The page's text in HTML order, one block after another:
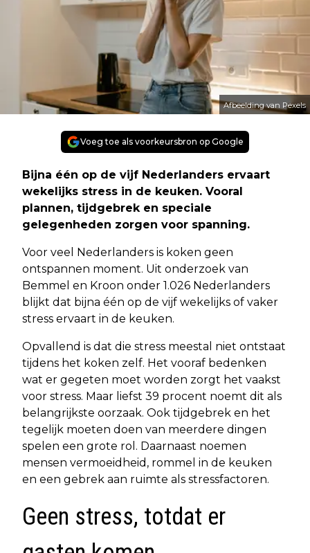
Afbeelding van Pexels
Voeg toe als voorkeursbron op Google
Bijna één op de vijf Nederlanders ervaart
wekelijks stress in de keuken. Vooral
plannen, tijdgebrek en speciale
gelegenheden zorgen voor spanning.
Voor veel Nederlanders is koken geen
ontspannen moment. Uit onderzoek van
Bemmel en Kroon onder 1.026 Nederlanders
blijkt dat bijna één op de vijf wekelijks of vaker
stress ervaart in de keuken.
Opvallend is dat die stress meestal niet ontstaat
tijdens het koken zelf. Het vooraf bedenken
wat er gegeten moet worden zorgt het vaakst
voor stress. Maar liefst 39 procent noemt dit als
belangrijkste oorzaak. Ook tijdgebrek en het
tegelijk moeten doen van meerdere dingen
spelen een grote rol. Daarnaast noemen
mensen vermoeidheid, rommel in de keuken
en een gebrek aan ruimte als stressfactoren.
Geen stress, totdat er